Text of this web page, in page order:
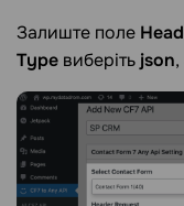
Залиште поле
Type виберіть json